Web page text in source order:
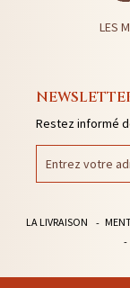
LES
Restez informé
LA LIVRAISON